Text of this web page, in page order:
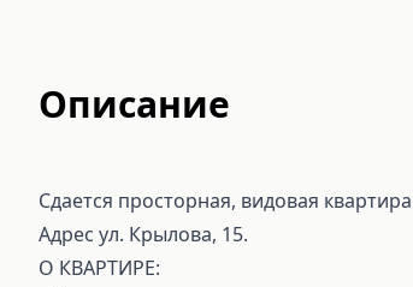
Описание
Сдается просторная, видовая
Адрес ул. Крылова, 15.
О КВАРТИРЕ: